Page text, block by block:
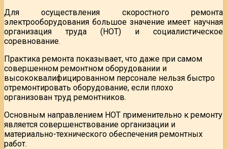
Для осуществления скоростного ремонта
электрооборудования большое значение имеет научная
организация труда (НОТ) и социалистическое
соревнование.
Практика ремонта показывает, что даже при самом
совершенном ремонтном оборудовании и
высококвалифицированном персонале нельзя быстро
отремонтировать оборудование, если плохо
организован труд ремонтников.
Основным направлением НОТ применительно к ремонту
является совершенствование организации и
материально-технического обеспечения ремонтных
работ.